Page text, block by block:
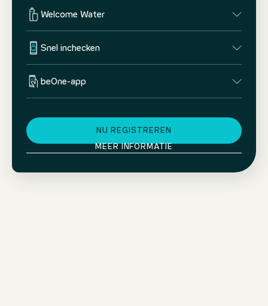
Welcome Water
Snel inchecken
beOne-app
NU REGISTREREN
MEER INFORMATIE